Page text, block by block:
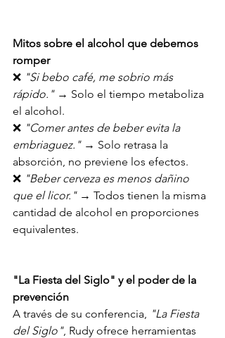
Mitos sobre el alcohol que debemos
romper
❌ "Si bebo café, me sobrio más
rápido." → Solo el tiempo metaboliza
el alcohol.
❌ "Comer antes de beber evita la
embriaguez." → Solo retrasa la
absorción, no previene los efectos.
❌ "Beber cerveza es menos dañino
que el licor." → Todos tienen la misma
cantidad de alcohol en proporciones
equivalentes.
"La Fiesta del Siglo" y el poder de la
prevención
A través de su conferencia, "La Fiesta
del Siglo", Rudy ofrece herramientas